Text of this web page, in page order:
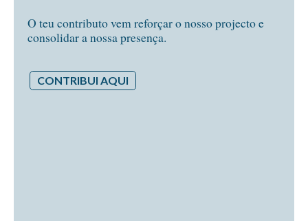
O teu contributo vem reforçar o nosso projecto e
consolidar a nossa presença.
CONTRIBUI AQUI